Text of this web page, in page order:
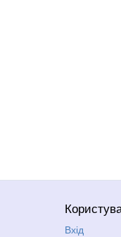
Вхід